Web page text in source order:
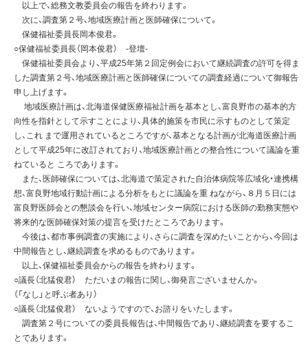
以上で、総務文教委員会の報告を終わります。
次に、調査第２号、地域医療計画と医師確保について。
保健福祉委員長岡本俊君。
○保健福祉委員長（岡本俊君） -登壇-
保健福祉委員会より、平成25年第２回定例会において継続調査の許可を得ま
した調査第２号、地域医療計画と医師確保についての調査経過について御報告
申し上げます。
地域医療計画は、北海道保健医療福祉計画を基本とし、富良野市の基本的方
向性を指針として示すことにより、具体的施策を市民に示すものとして策定
し、これ まで運用されているところですが、基本となる計画が北海道医療計画
として平成25年に改訂されており、地域医療計画との整合性について議論を重
ねていると ころであります。
また、医師確保については、北海道で策定された自治体病院等広域化・連携構
想、富良野地域行動計画による分析をもとに議論を重 ねながら、８月５日には
富良野医師会との懇談会を行い、地域センター病院における医師の勤務実態や
将来的な医師確保対策の提言を受けたところであります。
今後は、都市事例調査の実施により、さらに調査を深めたいことから、今回は
中間報告とし、継続調査を求めるものであります。
以上、保健福祉委員会からの報告を終わります。
○議長（北猛俊君） ただいまの報告に関し、御発言ございませんか。
（「なし」と呼ぶ者あり）
○議長（北猛俊君） ないようですので、お諮りをいたします。
調査第２号についての委員長報告は、中間報告であり、継続調査を要するこ
とであります。